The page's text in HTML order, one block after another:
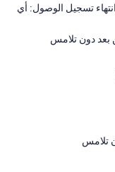
3 عصراً؛ وقت انتهاء تسجيل الوصول: أي
بعد دون تلامس
تلامس